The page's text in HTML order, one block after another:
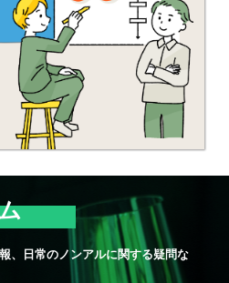
、日常のノンアルに関する疑問な